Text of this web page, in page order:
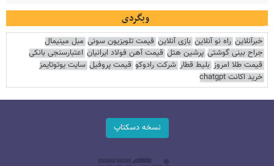
وبگردی
خبرآنلاین راه نو آنلاین بازی آنلاین قیمت تلویزیون سونی مبل مینیمال
جراح بینی گوشتی پرشین هتل قیمت آهن فولاد ایرانیان اعتبارسنجی بانکی
قیمت طلا امروز بلیط قطار شرکت رادوکو قیمت پروفیل سایت یوتوتایمز
خرید اکانت chatgpt
نسخه دسکتاپ